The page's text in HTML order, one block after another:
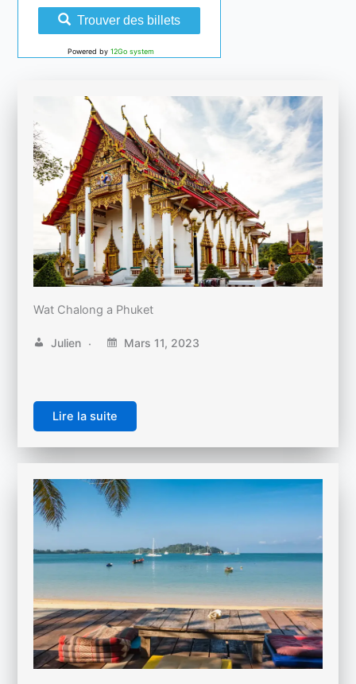
Trouver des billets
Powered by12Go system
Wat Chalong a Phuket
Julien Mars 11, 2023
Lire la suite